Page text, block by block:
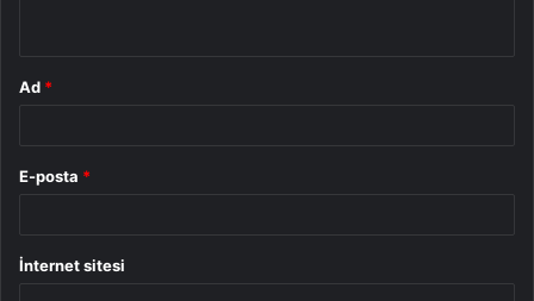
Ad *
E-posta *
İnternet sitesi